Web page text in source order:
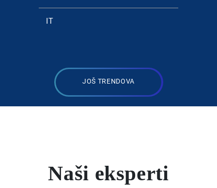
IT
JOŠ TRENDOVA
Naši eksperti